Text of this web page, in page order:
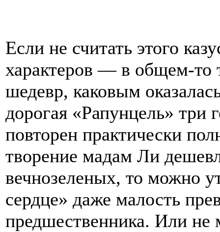
Если не считать этого
характеров — в общем-то
шедевр, каковым
дорогая «Рапунцель» три
повторен практически
творение мадам Ли
вечнозеленых, то можно
сердце» даже малость
предшественника. Или не